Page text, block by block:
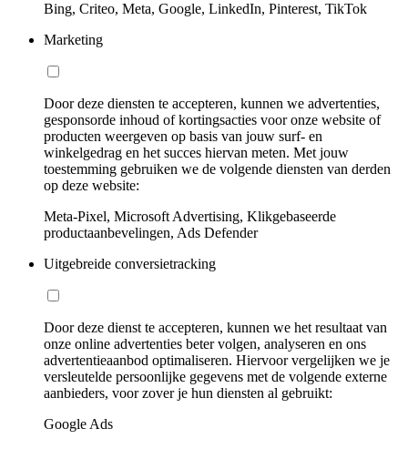
Bing, Criteo, Meta, Google, LinkedIn, Pinterest, TikTok
Marketing
Door deze diensten te accepteren, kunnen we advertenties,
gesponsorde inhoud of kortingsacties voor onze website of
producten weergeven op basis van jouw surf- en
winkelgedrag en het succes hiervan meten. Met jouw
toestemming gebruiken we de volgende diensten van derden
op deze website:
Meta-Pixel, Microsoft Advertising, Klikgebaseerde
productaanbevelingen, Ads Defender
Uitgebreide conversietracking
Door deze dienst te accepteren, kunnen we het resultaat van
onze online advertenties beter volgen, analyseren en ons
advertentieaanbod optimaliseren. Hiervoor vergelijken we je
versleutelde persoonlijke gegevens met de volgende externe
aanbieders, voor zover je hun diensten al gebruikt:
Google Ads